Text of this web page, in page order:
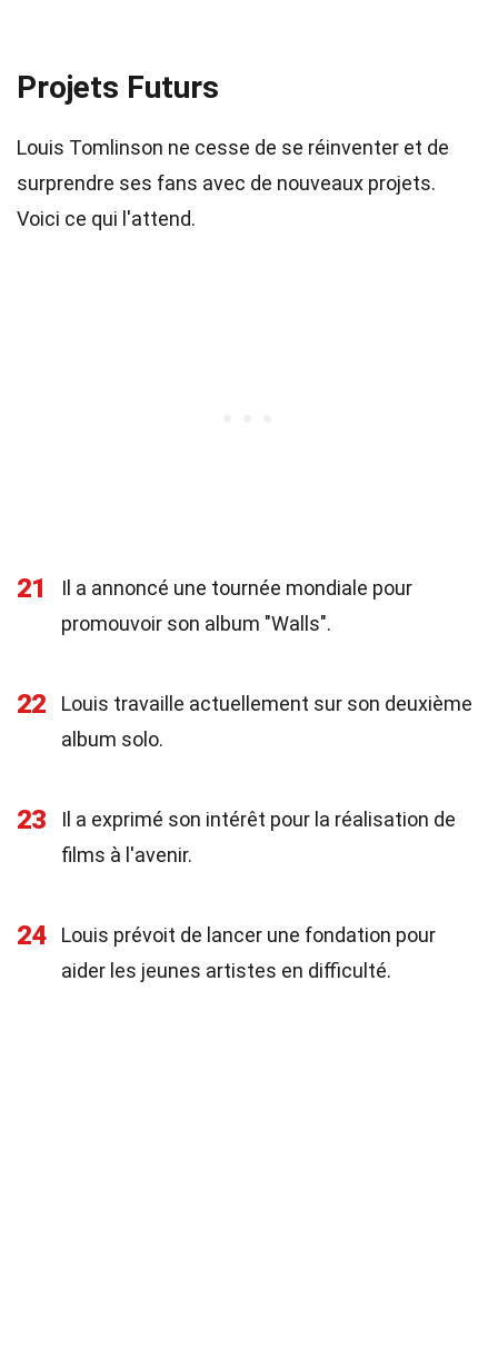
Projets Futurs
Louis Tomlinson ne cesse de se réinventer et de
surprendre ses fans avec de nouveaux projets.
Voici ce qui l'attend.
21
Il a annoncé une tournée mondiale pour
promouvoir son album "Walls".
22
Louis travaille actuellement sur son deuxième
album solo.
23
Il a exprimé son intérêt pour la réalisation de
films à l'avenir.
24
Louis prévoit de lancer une fondation pour
aider les jeunes artistes en difficulté.